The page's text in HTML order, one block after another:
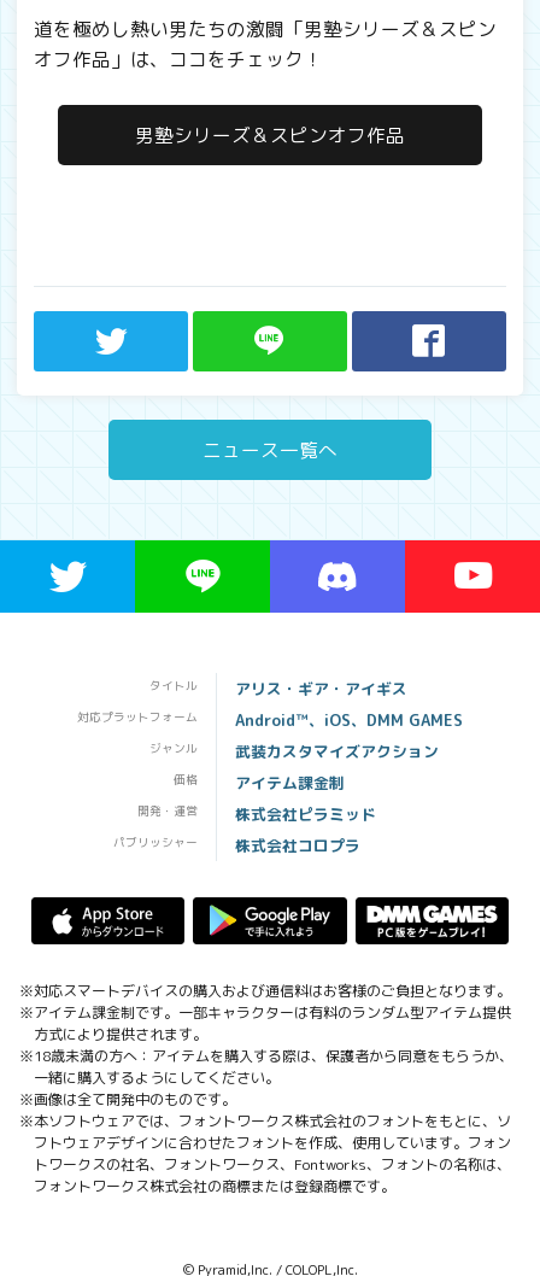
道を極めし熱い男たちの激闘「男塾シリーズ＆スピン
オフ作品」は、ココをチェック！
男塾シリーズ＆スピンオフ作品
ニュース一覧へ
タイトル アリス・ギア・アイギス
対応プラットフォーム Android™、iOS、DMM GAMES
ジャンル 武装カスタマイズアクション
価格 アイテム課金制
開発・運営 株式会社ピラミッド
パブリッシャー 株式会社コロプラ
※対応スマートデバイスの購入および通信料はお客様のご負担となります。
※アイテム課金制です。一部キャラクターは有料のランダム型アイテム提供
方式により提供されます。
※18歳未満の方へ：アイテムを購入する際は、保護者から同意をもらうか、
一緒に購入するようにしてください。
※画像は全て開発中のものです。
※本ソフトウェアでは、フォントワークス株式会社のフォントをもとに、ソ
フトウェアデザインに合わせたフォントを作成、使用しています。フォン
トワークスの社名、フォントワークス、Fontworks、フォントの名称は、
フォントワークス株式会社の商標または登録商標です。
© Pyramid,Inc. / COLOPL,Inc.